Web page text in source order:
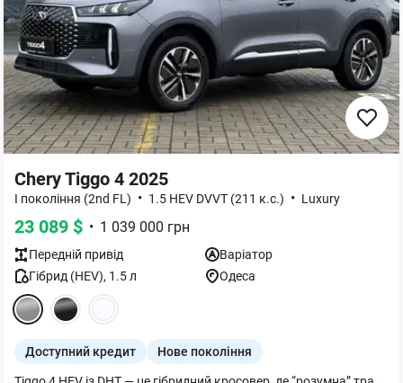
Chery Tiggo 4 2025
I покоління (2nd FL) • 1.5 HEV DVVT (211 к.с.) • Luxury
23 089 $ • 1 039 000 грн
Передній привід
Варіатор
Гібрид (HEV), 1.5л Одеса
Доступний кредит Нове покоління